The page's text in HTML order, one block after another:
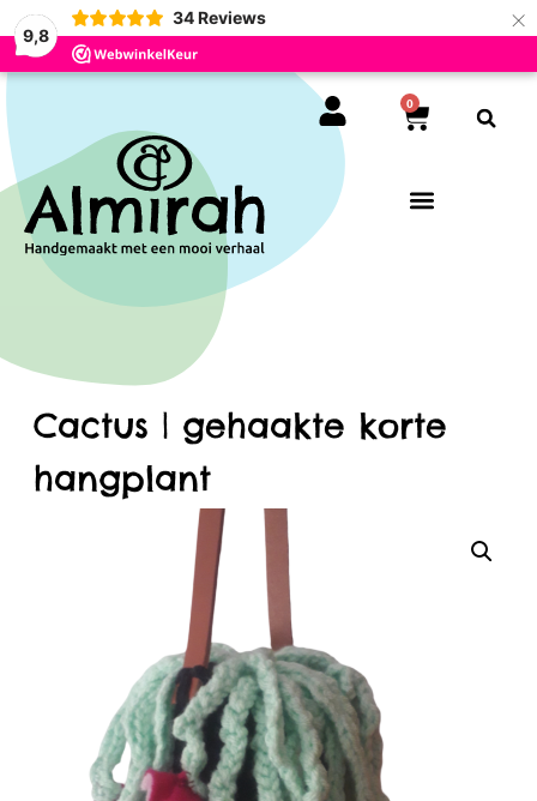
9,8
34 Reviews ×
0
Cactus | gehaakte korte
hangplant